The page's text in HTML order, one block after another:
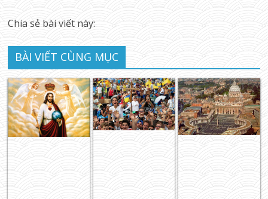
Chia sẻ bài viết này:
BÀI VIẾT CÙNG MỤC